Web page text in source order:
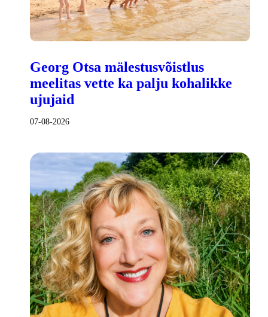
Georg Otsa mälestusvõistlus
meelitas vette ka palju kohalikke
ujujaid
07-08-2026